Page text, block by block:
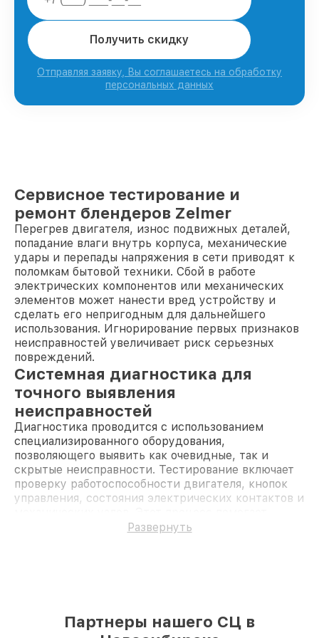
Получить скидку
Отправляя заявку, Вы соглашаетесь на обработку
персональных данных
Сервисное тестирование и
ремонт блендеров Zelmer
Перегрев двигателя, износ подвижных деталей,
попадание влаги внутрь корпуса, механические
удары и перепады напряжения в сети приводят к
поломкам бытовой техники. Сбой в работе
электрических компонентов или механических
элементов может нанести вред устройству и
сделать его непригодным для дальнейшего
использования. Игнорирование первых признаков
неисправностей увеличивает риск серьезных
повреждений.
Системная диагностика для
точного выявления
неисправностей
Диагностика проводится с использованием
специализированного оборудования,
позволяющего выявить как очевидные, так и
скрытые неисправности. Тестирование включает
проверку работоспособности двигателя, кнопок
управления, состояния электрических контактов и
определить причину проблемы и подобрать
комплектующие, рекомендованные
производителем, что гарантирует надежность
Развернуть
Партнеры нашего СЦ в